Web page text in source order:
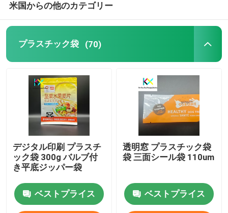
茶包装袋
液体包装袋
商品の包装
医薬品のパッケージ
米国からの他のカテゴリー
プラスチック袋 (70)
デジタル印刷 プラスチ
ック袋 300g バルブ付
き平底ジッパー袋
ベストプライス
透明窓 プラスチック袋
袋 三面シール袋 110um
ベストプライス